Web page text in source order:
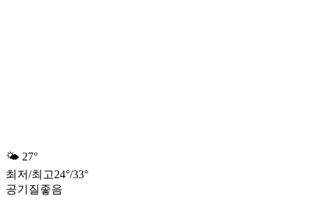
🌤️ 27°
최저/최고24°/33°
공기질좋음